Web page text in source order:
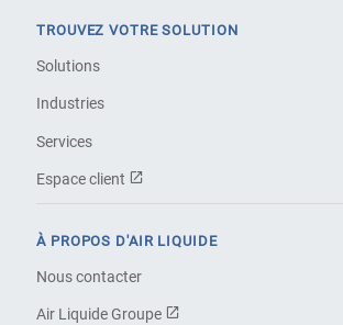
TROUVEZ VOTRE SOLUTION
Solutions
Industries
Services
Espace client
À PROPOS D'AIR LIQUIDE
Nous contacter
Air Liquide Groupe